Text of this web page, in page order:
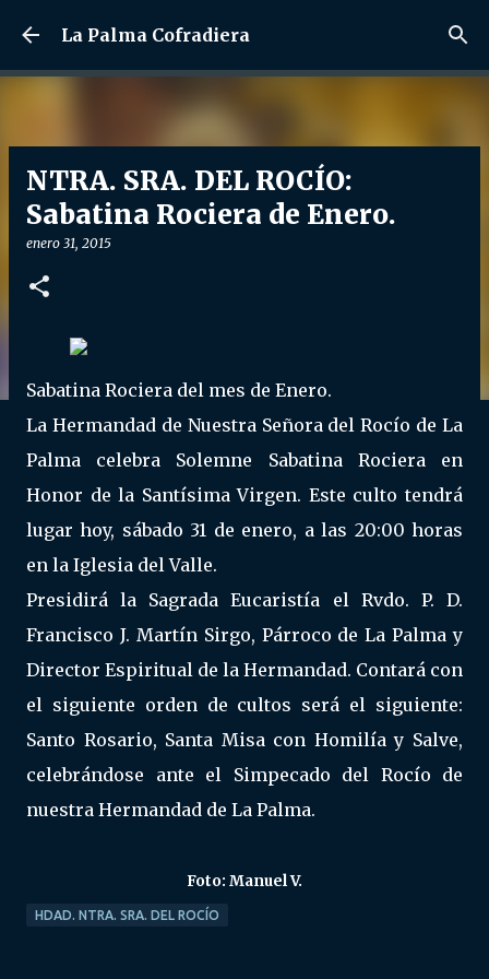
Ir al contenido principal
La Palma Cofradiera
NTRA. SRA. DEL ROCÍO:
Sabatina Rociera de Enero.
enero 31, 2015
Sabatina Rociera del mes de Enero.
La Hermandad de Nuestra Señora del Rocío de La
Palma celebra Solemne Sabatina Rociera en
Honor de la Santísima Virgen. Este culto tendrá
lugar hoy, sábado 31 de enero, a las 20:00 horas
en la Iglesia del Valle.
Presidirá la Sagrada Eucaristía el Rvdo. P. D.
Francisco J. Martín Sirgo, Párroco de La Palma y
Director Espiritual de la Hermandad. Contará con
el siguiente orden de cultos será el siguiente:
Santo Rosario, Santa Misa con Homilía y Salve,
celebrándose ante el Simpecado del Rocío de
nuestra Hermandad de La Palma.
Foto: Manuel V.
HDAD. NTRA. SRA. DEL ROCÍO